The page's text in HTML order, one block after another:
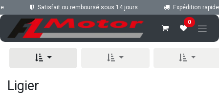
Se rendre au contenuSatisfait ou remboursé sous 14 jours Expédition
0
Ligier